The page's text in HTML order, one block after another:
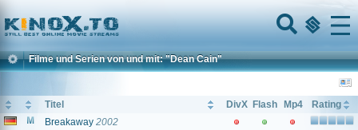
Home
Menu
Filme und Serien von und mit: "Dean Cain"
Titel DivX Flash Mp4
Rating
Breakaway 2002